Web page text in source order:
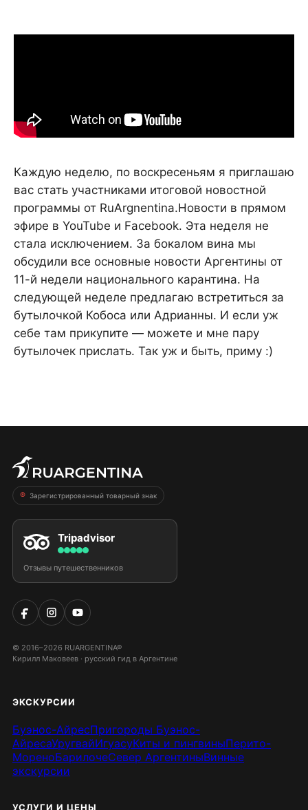
Каждую неделю, по воскресеньям я приглашаю
вас стать участниками итоговой новостной
программы от RuArgnentina.Новости в прямом
эфире в YouTube и Facebook. Эта неделя не
стала исключением. За бокалом вина мы
обсудили все основные новости Аргентины от
11-й недели национального карантина. На
следующей неделе предлагаю встретиться за
бутылочкой Кобоса или Адрианны. И если уж
себе там прикупите — можете и мне пару
бутылочек прислать. Так уж и быть, приму :)
Зарегистрированный товарный знак
Tripadvisor
Отзывы путешественников
© 2016–2026 RUARGENTINA®
Кирилл Маковеев · русский гид в Аргентине
ЭКСКУРСИИ
Буэнос-АйресПригороды Буэнос-
АйресаУругвайИгуасуКиты и пингвиныПерито-
МореноБарилочеСевер АргентиныВинные
экскурсии
УСЛУГИ И ЦЕНЫ